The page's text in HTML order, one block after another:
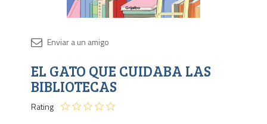
EL GATO QUE CUIDABA LAS
BIBLIOTECAS
Rating